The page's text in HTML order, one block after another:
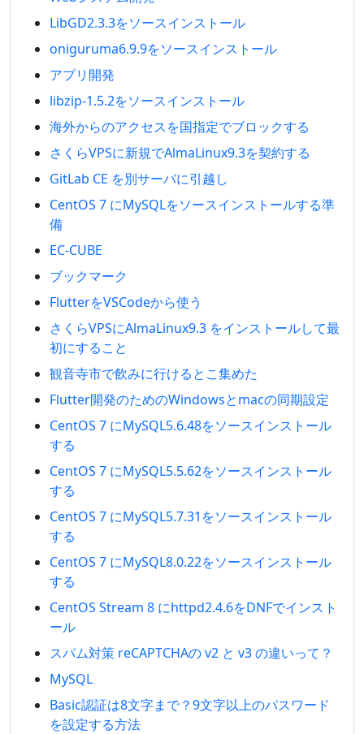
LibGD2.3.3をソースインストール
oniguruma6.9.9をソースインストール
アプリ開発
libzip-1.5.2をソースインストール
海外からのアクセスを国指定でブロックする
さくらVPSに新規でAlmaLinux9.3を契約する
GitLab CE を別サーバに引越し
CentOS 7 にMySQLをソースインストールする準
備
EC-CUBE
ブックマーク
FlutterをVSCodeから使う
さくらVPSにAlmaLinux9.3 をインストールして最
初にすること
観音寺市で飲みに行けるとこ集めた
Flutter開発のためのWindowsとmacの同期設定
CentOS 7 にMySQL5.6.48をソースインストール
する
CentOS 7 にMySQL5.5.62をソースインストール
する
CentOS 7 にMySQL5.7.31をソースインストール
する
CentOS 7 にMySQL8.0.22をソースインストール
する
CentOS Stream 8 にhttpd2.4.6をDNFでインスト
ール
スパム対策 reCAPTCHAの v2 と v3 の違いって？
MySQL
Basic認証は8文字まで？9文字以上のパスワード
を設定する方法